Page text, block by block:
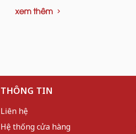
xem thêm
THÔNG TIN
Liên hệ
Hệ thống cửa hàng